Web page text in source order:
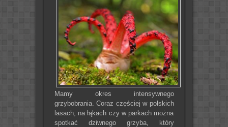
Mamy okres intensywnego
grzybobrania. Coraz częściej w polskich
lasach, na łąkach czy w parkach można
spotkać dziwnego grzyba, który